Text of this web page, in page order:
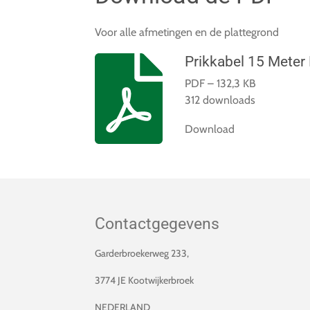
Voor alle afmetingen en de plattegrond
Prikkabel 15 Meter
PDF – 132,3 KB
312 downloads
Download
Contactgegevens
Garderbroekerweg 233,
3774 JE Kootwijkerbroek
NEDERLAND